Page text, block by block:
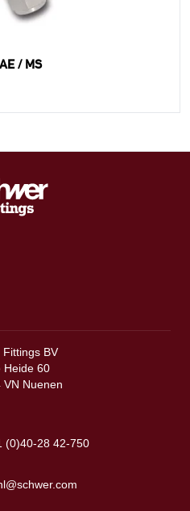
/ MS
Fittings BV
Heide 60
VN Nuenen
(0)40-28 42-750